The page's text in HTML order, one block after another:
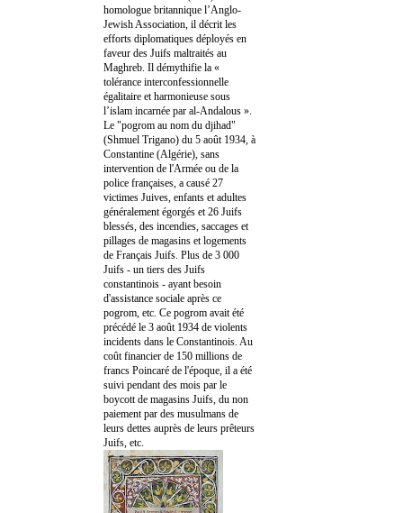
homologue britannique l’Anglo-
Jewish Association, il décrit les
efforts diplomatiques déployés en
faveur des Juifs maltraités au
Maghreb. Il démythifie la «
tolérance interconfessionnelle
égalitaire et harmonieuse sous
l’islam incarnée par al-Andalous ».
Le "pogrom au nom du djihad"
(Shmuel Trigano) du 5 août 1934, à
Constantine (Algérie), sans
intervention de l'Armée ou de la
police françaises, a causé 27
victimes Juives, enfants et adultes
généralement égorgés et 26 Juifs
blessés, des incendies, saccages et
pillages de magasins et logements
de Français Juifs. Plus de 3 000
Juifs - un tiers des Juifs
constantinois - ayant besoin
d'assistance sociale après ce
pogrom, etc. Ce pogrom avait été
précédé le 3 août 1934 de violents
incidents dans le Constantinois. Au
coût financier de 150 millions de
francs Poincaré de l'époque, il a été
suivi pendant des mois par le
boycott de magasins Juifs, du non
paiement par des musulmans de
leurs dettes auprès de leurs prêteurs
Juifs, etc.